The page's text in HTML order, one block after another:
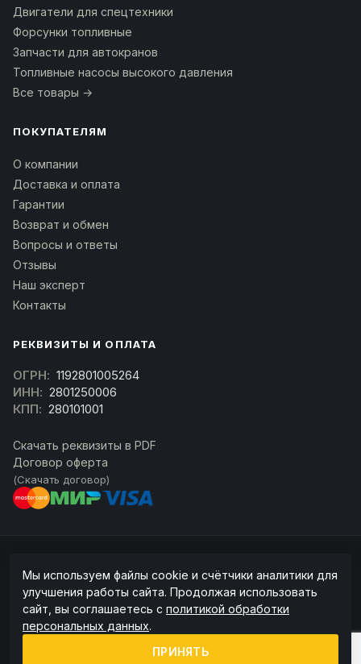
Двигатели для спецтехники
Форсунки топливные
Запчасти для автокранов
Топливные насосы высокого давления
Все товары →
ПОКУПАТЕЛЯМ
О компании
Доставка и оплата
Гарантии
Возврат и обмен
Вопросы и ответы
Отзывы
Наш эксперт
Контакты
РЕКВИЗИТЫ И ОПЛАТА
ОГРН: 1192801005264
ИНН: 2801250006
КПП: 280101001
Скачать реквизиты в PDF
Договор оферта
(Скачать договор)
ссылка на источник обязательна.
Информация на сайте не является публичной офертой (ст. 437 ГК РФ).
Политика конфиденциальности
Пользовательское соглашение
Мы используем файлы cookie и счётчики аналитики для
улучшения работы сайта. Продолжая использовать
сайт, вы соглашаетесь с политикой обработки
персональных данных.
ПРИНЯТЬ